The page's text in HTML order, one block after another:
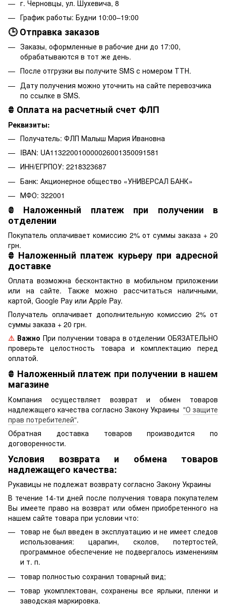
г. Черновцы, ул. Шухевича, 8
График работы: Будни 10:00–19:00
🕒 Отправка заказов
Заказы, оформленные в рабочие дни до 17:00,
обрабатываются в тот же день.
После отгрузки вы получите SMS с номером ТТН.
Дату получения можно уточнить на сайте перевозчика
по ссылке в SMS.
₴ Оплата на расчетный счет ФЛП
Реквизиты:
Получатель: ФЛП Малыш Мария Ивановна
IBAN: UA113220010000026001350091581
ИНН/ЕГРПОУ: 2218323687
Банк: Акционерное общество «УНИВЕРСАЛ БАНК»
МФО: 322001
₴ Наложенный платеж при получении в
отделении
Покупатель оплачивает комиссию 2% от суммы заказа + 20
грн.
₴ Наложенный платеж курьеру при адресной
доставке
Оплата возможна бесконтактно в мобильном приложении
или на сайте. Также можно рассчитаться наличными,
картой, Google Pay или Apple Pay.
Получатель оплачивает дополнительную комиссию 2% от
суммы заказа + 20 грн.
⚠️ Важно При получении товара в отделении ОБЯЗАТЕЛЬНО
проверьте целостность товара и комплектацию перед
оплатой.
₴ Наложенный платеж при получении в нашем
магазине
Компания осуществляет возврат и обмен товаров
надлежащего качества согласно Закону Украины "О защите
прав потребителей".
Обратная доставка товаров производится по
договоренности.
Условия возврата и обмена товаров
надлежащего качества:
Рукавицы не подлежат возврату согласно Закону Украины
В течение 14-ти дней после получения товара покупателем
Вы имеете право на возврат или обмен приобретенного на
нашем сайте товара при условии что:
товар не был введен в эксплуатацию и не имеет следов
использования: царапин, сколов, потертостей,
программное обеспечение не подвергалось изменениям
и т. п.
товар полностью сохранил товарный вид;
товар укомплектован, сохранены все ярлыки, пленки и
заводская маркировка.